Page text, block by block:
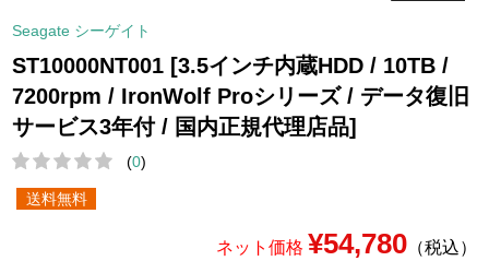
Seagate シーゲイト
ST10000NT001 [3.5インチ内蔵HDD / 10TB /
7200rpm / IronWolf Proシリーズ / データ復旧
サービス3年付 / 国内正規代理店品]
(0)
送料無料
ネット価格 ¥54,780（税込）